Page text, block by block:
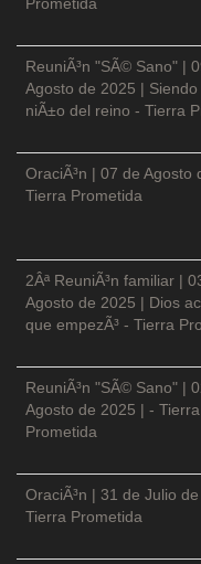
ReuniÃ³n "SÃ© Sano" |
Agosto de 2025 | Siendo
niÃ±o del reino - Tierra
OraciÃ³n | 07 de Agosto
Tierra Prometida
2Âª ReuniÃ³n familiar |
Agosto de 2025 | Dios
que empezÃ³ - Tierra
ReuniÃ³n "SÃ© Sano" |
Agosto de 2025 | - Tierra
Prometida
OraciÃ³n | 31 de Julio
Tierra Prometida